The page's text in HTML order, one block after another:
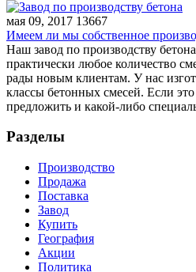
мая 09, 2017 13667
Имеем ли мы собственное
Наш завод по производству
практически любое количество
рады новым клиентам. У нас
классы бетонных смесей. Если
предложить и какой-либо
Разделы
Производство
Продажа
Поставка
Завод
Купить
География
Акции
Политика